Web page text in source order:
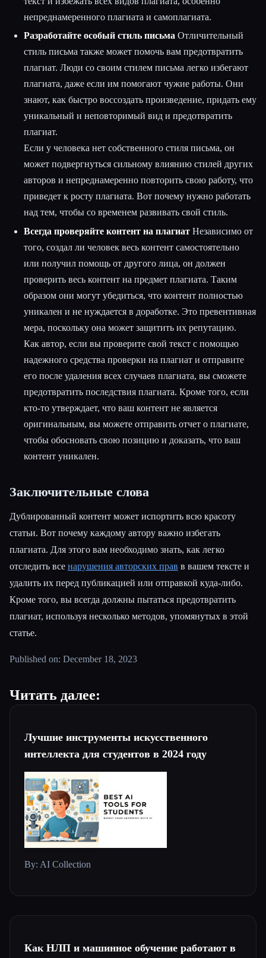
непреднамеренного плагиата и самоплагиата.
Разработайте особый стиль письма Отличительный
стиль письма также может помочь вам предотвратить
плагиат. Люди со своим стилем письма легко избегают
плагиата, даже если им помогают чужие работы. Они
знают, как быстро воссоздать произведение, придать ему
уникальный и неповторимый вид и предотвратить
плагиат.
Если у человека нет собственного стиля письма, он
может подвергнуться сильному влиянию стилей других
авторов и непреднамеренно повторить свою работу, что
приведет к росту плагиата. Вот почему нужно работать
над тем, чтобы со временем развивать свой стиль.
Всегда проверяйте контент на плагиат Независимо от
того, создал ли человек весь контент самостоятельно
или получил помощь от другого лица, он должен
проверить весь контент на предмет плагиата. Таким
образом они могут убедиться, что контент полностью
уникален и не нуждается в доработке. Это превентивная
мера, поскольку она может защитить их репутацию.
Как автор, если вы проверите свой текст с помощью
надежного средства проверки на плагиат и отправите
его после удаления всех случаев плагиата, вы сможете
предотвратить последствия плагиата. Кроме того, если
кто-то утверждает, что ваш контент не является
оригинальным, вы можете отправить отчет о плагиате,
чтобы обосновать свою позицию и доказать, что ваш
контент уникален.
Заключительные слова
Дублированный контент может испортить всю красоту
статьи. Вот почему каждому автору важно избегать
плагиата. Для этого вам необходимо знать, как легко
отследить все нарушения авторских прав в вашем тексте и
удалить их перед публикацией или отправкой куда-либо.
Кроме того, вы всегда должны пытаться предотвратить
плагиат, используя несколько методов, упомянутых в этой
статье.
Published on: December 18, 2023
Читать далее:
Лучшие инструменты искусственного
интеллекта для студентов в 2024 году
By: AI Collection
Как НЛП и машинное обучение работают в